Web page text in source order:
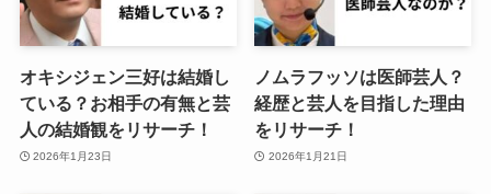
オキシジェン三好は結婚し
ている？お相手の有無と芸
人の結婚観をリサーチ！
2026年1月23日
ノムラフッソは医師芸人？
経歴と芸人を目指した理由
をリサーチ！
2026年1月21日